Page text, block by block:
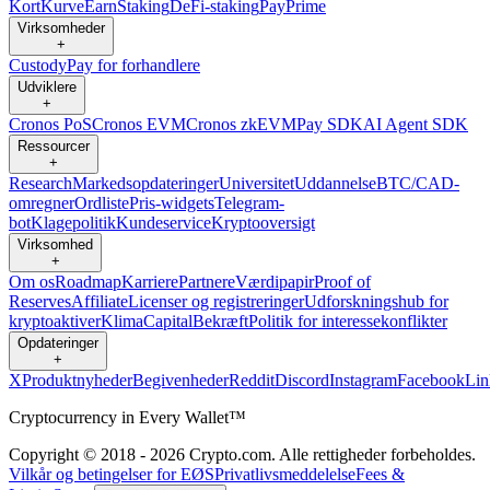
KortKurveEarnStakingDeFi-stakingPayPrime
Virksomheder
+
CustodyPay for forhandlere
Udviklere
+
Cronos PoSCronos EVMCronos zkEVMPay SDKAI Agent SDK
Ressourcer
+
ResearchMarkedsopdateringerUniversitetUddannelseBTC/CAD-
omregnerOrdlistePris-widgetsTelegram-
botKlagepolitikKundeserviceKryptooversigt
Virksomhed
+
Om osRoadmapKarrierePartnereVærdipapirProof of
ReservesAffiliateLicenser og registreringerUdforskningshub for
kryptoaktiverKlimaCapitalBekræftPolitik for interessekonflikter
Opdateringer
+
XProduktnyhederBegivenhederRedditDiscordInstagramFacebook
Cryptocurrency in Every Wallet™
Copyright © 2018 - 2026 Crypto.com. Alle rettigheder forbeholdes.
Vilkår og betingelser for EØSPrivatlivsmeddelelseFees &